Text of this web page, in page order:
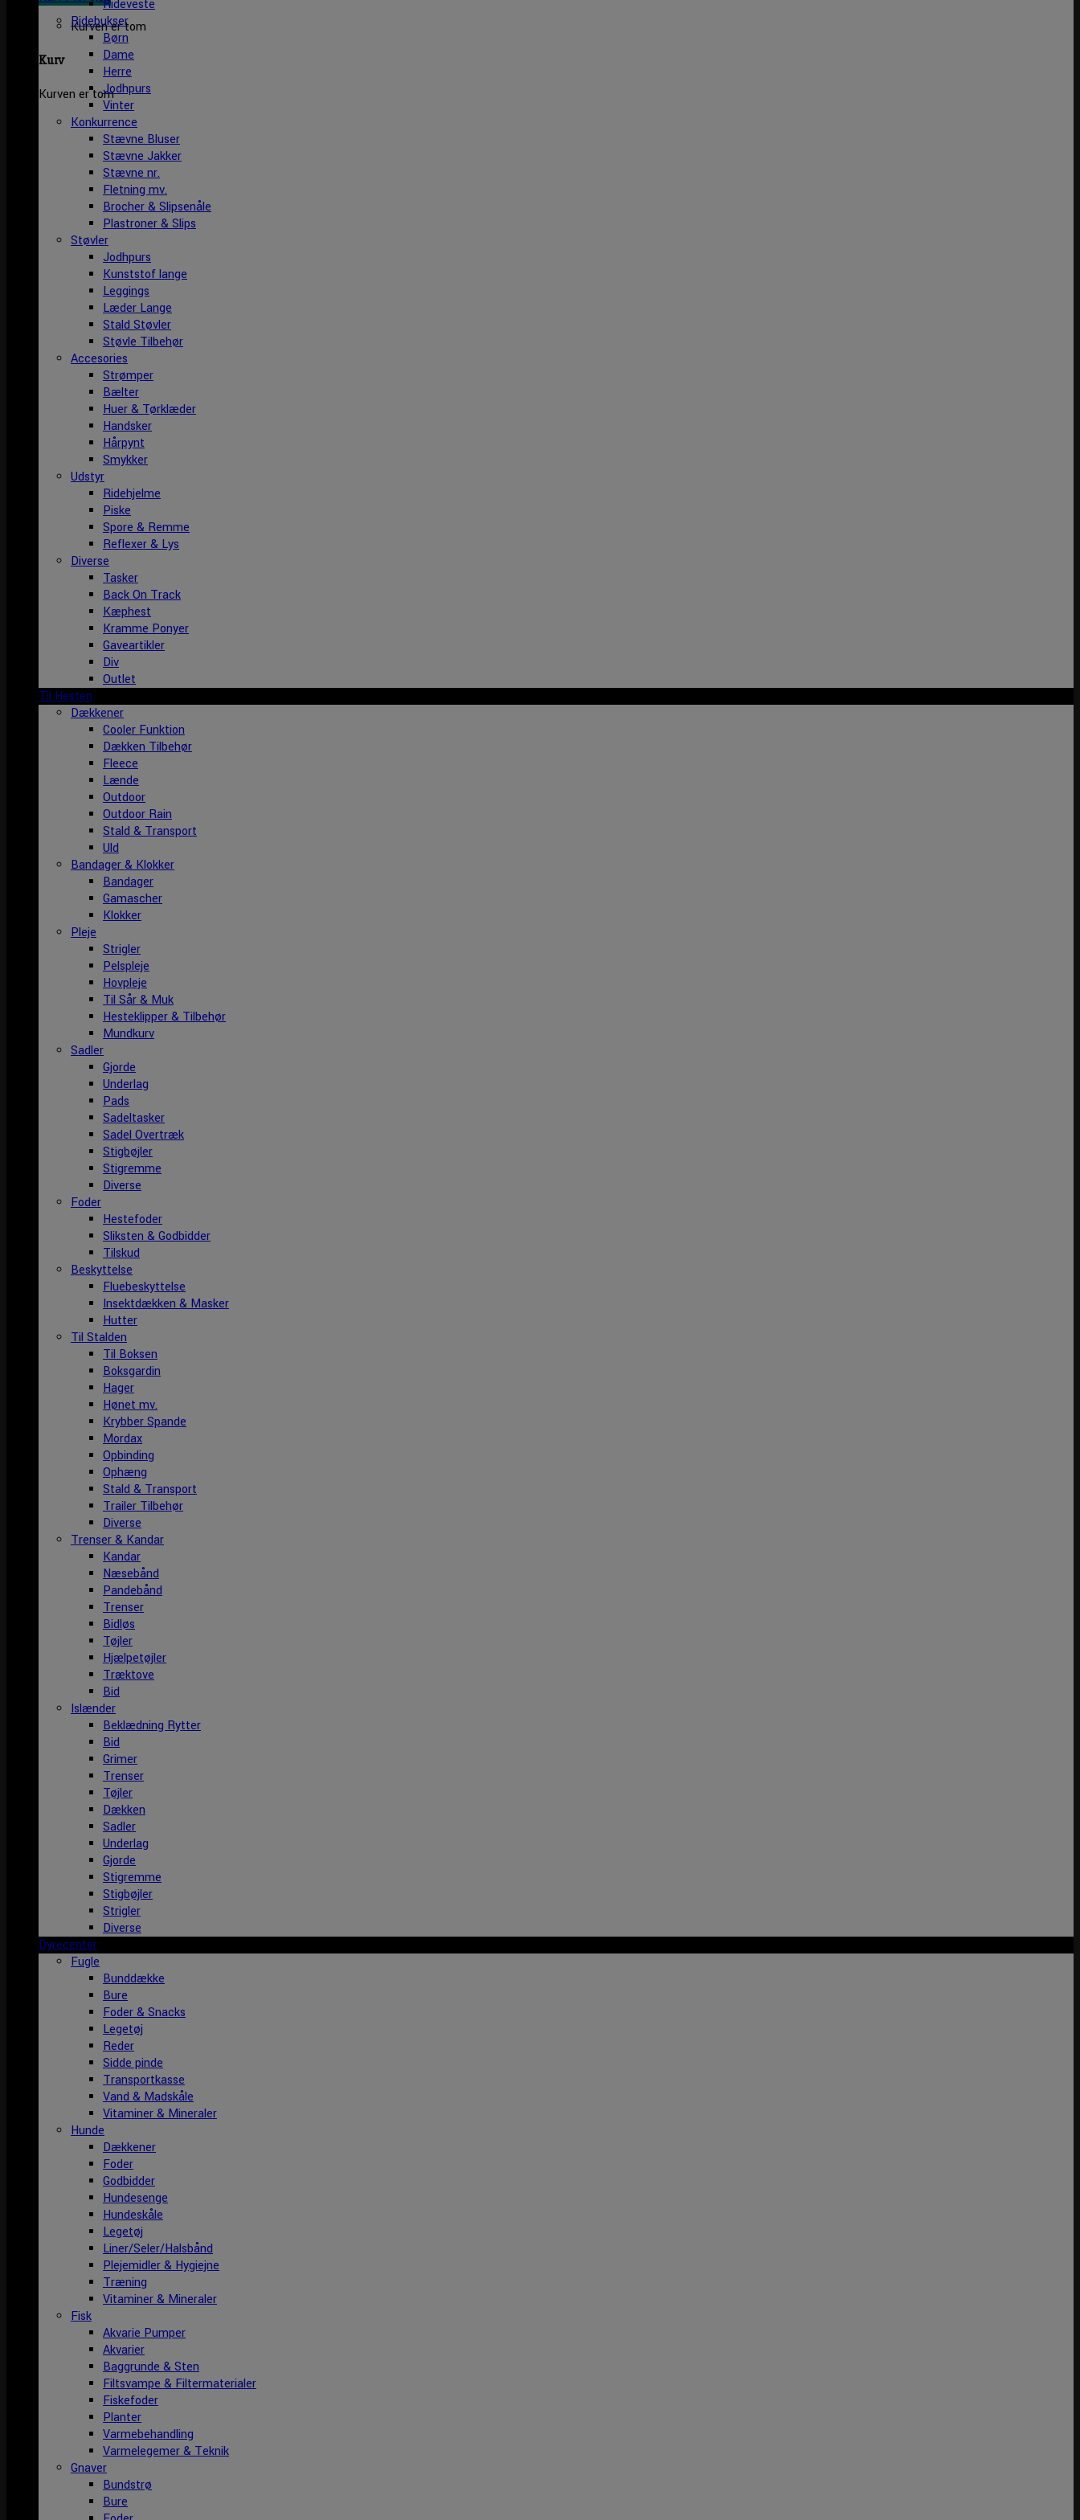
Kurven er tom
Kurv
Kurven er tom
Rideveste
Ridebukser
Børn
Dame
Herre
Jodhpurs
Vinter
Konkurrence
Stævne Bluser
Stævne Jakker
Stævne nr.
Fletning mv.
Brocher & Slipsenåle
Plastroner & Slips
Støvler
Jodhpurs
Kunststof lange
Leggings
Læder Lange
Stald Støvler
Støvle Tilbehør
Accesories
Strømper
Bælter
Huer & Tørklæder
Handsker
Hårpynt
Smykker
Udstyr
Ridehjelme
Piske
Spore & Remme
Reflexer & Lys
Diverse
Tasker
Back On Track
Kæphest
Kramme Ponyer
Gaveartikler
Div
Outlet
Til Hesten
Dækkener
Cooler Funktion
Dækken Tilbehør
Fleece
Lænde
Outdoor
Outdoor Rain
Stald & Transport
Uld
Bandager & Klokker
Bandager
Gamascher
Klokker
Pleje
Strigler
Pelspleje
Hovpleje
Til Sår & Muk
Hesteklipper & Tilbehør
Mundkurv
Sadler
Gjorde
Underlag
Pads
Sadeltasker
Sadel Overtræk
Stigbøjler
Stigremme
Diverse
Foder
Hestefoder
Sliksten & Godbidder
Tilskud
Beskyttelse
Fluebeskyttelse
Insektdækken & Masker
Hutter
Til Stalden
Til Boksen
Boksgardin
Hager
Hønet mv.
Krybber Spande
Mordax
Opbinding
Ophæng
Stald & Transport
Trailer Tilbehør
Diverse
Trenser & Kandar
Kandar
Næsebånd
Pandebånd
Trenser
Bidløs
Tøjler
Hjælpetøjler
Træktove
Bid
Islænder
Beklædning Rytter
Bid
Grimer
Trenser
Tøjler
Dækken
Sadler
Underlag
Gjorde
Stigremme
Stigbøjler
Strigler
Diverse
Dyrecenter
Fugle
Bunddække
Bure
Foder & Snacks
Legetøj
Reder
Sidde pinde
Transportkasse
Vand & Madskåle
Vitaminer & Mineraler
Hunde
Dækkener
Foder
Godbidder
Hundesenge
Hundeskåle
Legetøj
Liner/Seler/Halsbånd
Plejemidler & Hygiejne
Træning
Vitaminer & Mineraler
Fisk
Akvarie Pumper
Akvarier
Baggrunde & Sten
Filtsvampe & Filtermaterialer
Fiskefoder
Planter
Varmebehandling
Varmelegemer & Teknik
Gnaver
Bundstrø
Bure